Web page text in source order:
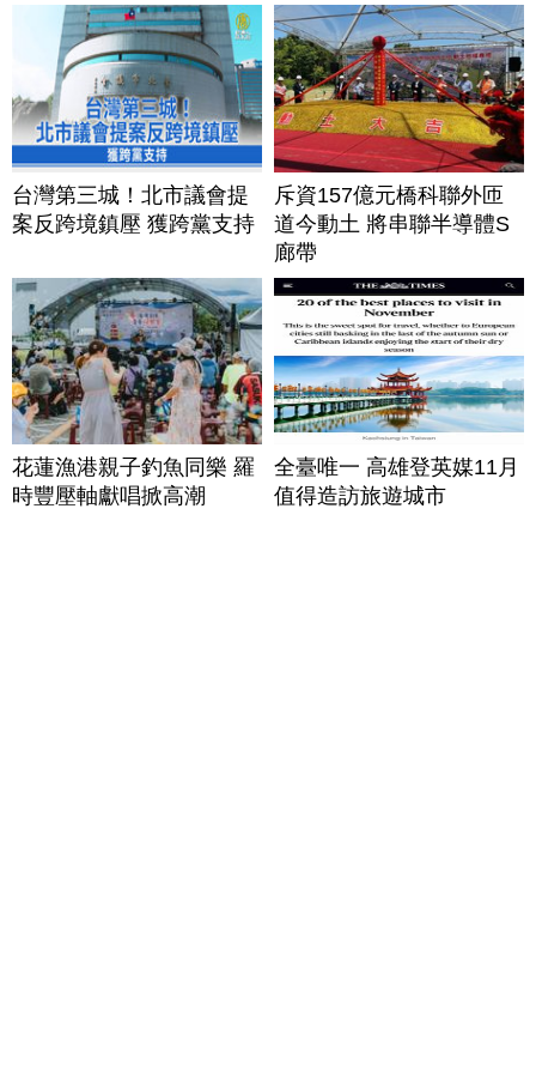
台灣第三城！北市議會提
案反跨境鎮壓 獲跨黨支持
斥資157億元橋科聯外匝
道今動土 將串聯半導體S
廊帶
花蓮漁港親子釣魚同樂 羅
時豐壓軸獻唱掀高潮
全臺唯一 高雄登英媒11月
值得造訪旅遊城市